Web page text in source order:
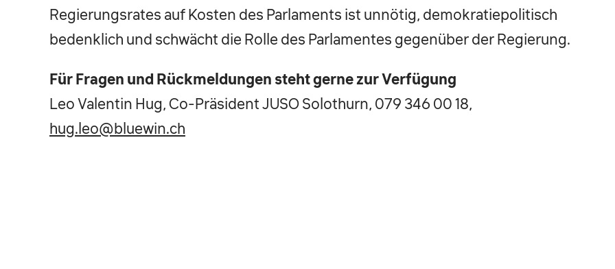
Regierungsrates auf Kosten des Parlaments ist unnötig, demokratiepolitisch
bedenklich und schwächt die Rolle des Parlamentes gegenüber der Regierung.
Für Fragen und Rückmeldungen steht gerne zur Verfügung
Leo Valentin Hug, Co-Präsident JUSO Solothurn, 079 346 00 18,
hug.leo@bluewin.ch